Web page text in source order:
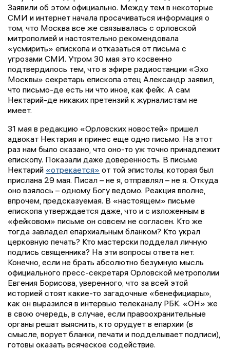
Заявили об этом официально. Между тем в некоторые
СМИ и интернет начала просачиваться информация о
том, что Москва все же связывалась с орловской
митрополией и настоятельно рекомендовала
«усмирить» епископа и отказаться от письма с
угрозами СМИ. Утром 30 мая это косвенно
подтвердилось тем, что в эфире радиостанции «Эхо
Москвы» секретарь епископа отец Александр заявил,
что письмо-де есть ни что иное, как фейк. А сам
Нектарий-де никаких претензий к журналистам не
имеет.
31 мая в редакцию «Орловских новостей» пришел
адвокат Нектария и принес еще одно письмо. На этот
раз нам было сказано, что оно-то уж точно принадлежит
епископу. Показали даже доверенность. В письме
Нектарий «отрекается» от той эпистолы, которая был
прислана 29 мая. Писал – не я, отправлял – не я. Откуда
оно взялось – одному Богу ведомо. Реакция вполне,
впрочем, предсказуемая. В «настоящем» письме
епископа утверждается даже, что и с изложенным в
«фейковом» письме он совсем не согласен. Кто же
тогда завладел епархиальным бланком? Кто украл
церковную печать? Кто мастерски подделал личную
подпись священника? На эти вопросы ответа нет.
Конечно, если не брать абсолютно безумную мысль
официального пресс-секретаря Орловской метрополии
Евгения Борисова, уверенного, что за всей этой
историей стоят какие-то загадочные «бенефициары»,
как он выразился в интервью телеканалу РБК. «ОН» же
в свою очередь, в случае, если правоохранительные
органы решат выяснить, кто орудует в епархии (в
смысле, ворует бланки, печати и подделывает подписи),
готовы оказать всяческое содействие.